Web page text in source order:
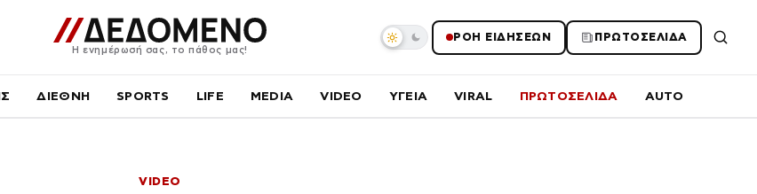
Η ενημέρωσή σας, το πάθος μας!
ΡΟΗ ΕΙΔΗΣΕΩΝ ΠΡΩΤΟΣΕΛΙΔΑ
ΔΙΕΘΝΗ SPORTS LIFE MEDIA VIDEO ΥΓΕΙΑ VIRAL ΠΡΩΤΟΣΕΛΙΔΑ AUTO
VIDEO